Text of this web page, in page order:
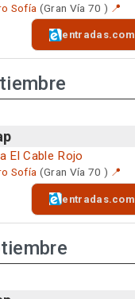
Sofía (Gran Vía 70 ) 📍
entradas.com
El Cable Rojo
Sofía (Gran Vía 70 ) 📍
entradas.com